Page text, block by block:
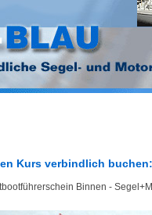
Kurs verbindlich buchen:
Binnen -